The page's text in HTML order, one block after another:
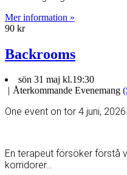
Mer information »
90 kr
Backrooms
sön 31 maj kl.19:30
Återkommande Evenemang
One event on tor 4 juni,
En terapeut försöker förstå
korridorer…